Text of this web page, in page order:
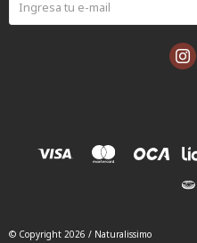

© Copyright 2026 / Naturalissimo